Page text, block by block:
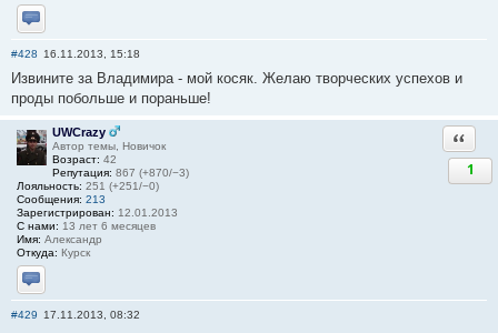
Отправить личное сообщение
#428 16.11.2013, 15:18
Извините за Владимира - мой косяк. Желаю творческих успехов и
проды побольше и пораньше!
UWCrazy
Автор темы, Новичок
Возраст: 42
Репутация: 867 (+870/−3)
Лояльность: 251 (+251/−0)
Сообщения: 213
Зарегистрирован: 12.01.2013
С нами: 13 лет 6 месяцев
Имя: Александр
Откуда: Курск
Отправить личное сообщение
1
#429 17.11.2013, 08:32